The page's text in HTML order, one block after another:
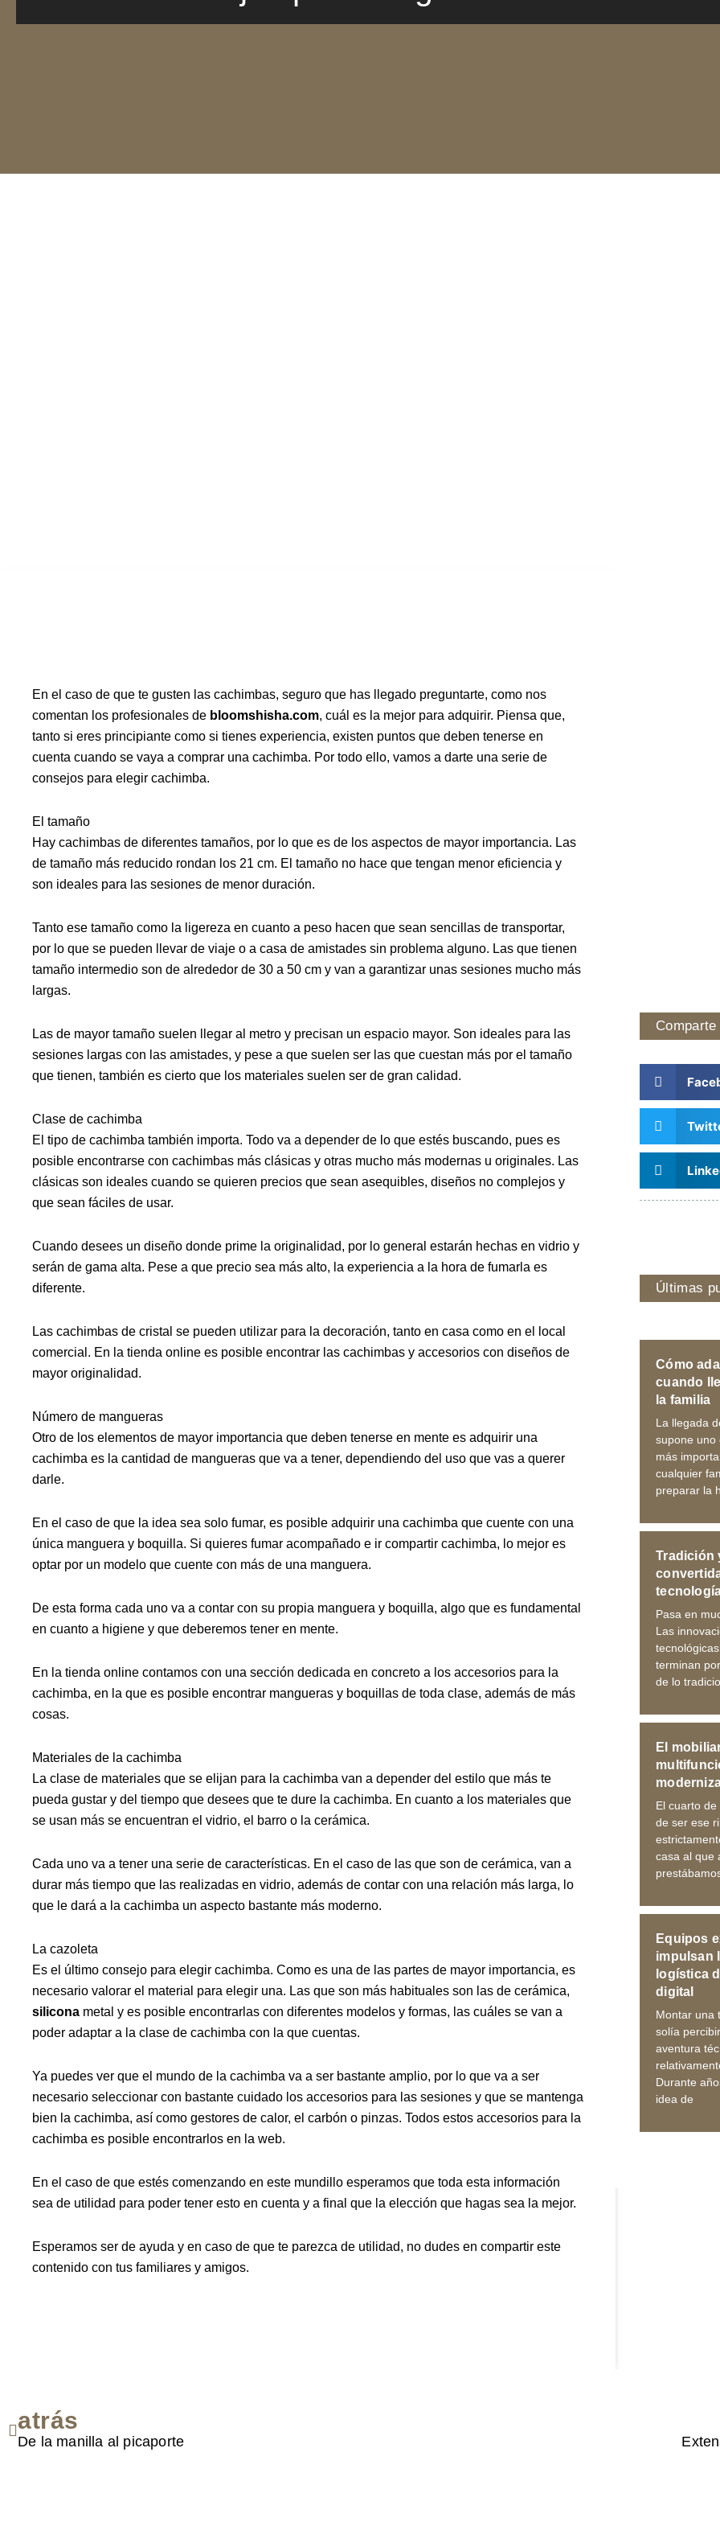
En el caso de que te gusten las cachimbas, seguro que has llegado preguntarte, como nos
comentan los profesionales de bloomshisha.com, cuál es la mejor para adquirir. Piensa que,
tanto si eres principiante como si tienes experiencia, existen puntos que deben tenerse en
cuenta cuando se vaya a comprar una cachimba. Por todo ello, vamos a darte una serie de
consejos para elegir cachimba.
El tamaño
Hay cachimbas de diferentes tamaños, por lo que es de los aspectos de mayor importancia. Las
de tamaño más reducido rondan los 21 cm. El tamaño no hace que tengan menor eficiencia y
son ideales para las sesiones de menor duración.
Tanto ese tamaño como la ligereza en cuanto a peso hacen que sean sencillas de transportar,
por lo que se pueden llevar de viaje o a casa de amistades sin problema alguno. Las que tienen
tamaño intermedio son de alrededor de 30 a 50 cm y van a garantizar unas sesiones mucho más
largas.
Las de mayor tamaño suelen llegar al metro y precisan un espacio mayor. Son ideales para las
sesiones largas con las amistades, y pese a que suelen ser las que cuestan más por el tamaño
que tienen, también es cierto que los materiales suelen ser de gran calidad.
Clase de cachimba
El tipo de cachimba también importa. Todo va a depender de lo que estés buscando, pues es
posible encontrarse con cachimbas más clásicas y otras mucho más modernas u originales. Las
clásicas son ideales cuando se quieren precios que sean asequibles, diseños no complejos y
que sean fáciles de usar.
Cuando desees un diseño donde prime la originalidad, por lo general estarán hechas en vidrio y
serán de gama alta. Pese a que precio sea más alto, la experiencia a la hora de fumarla es
diferente.
Las cachimbas de cristal se pueden utilizar para la decoración, tanto en casa como en el local
comercial. En la tienda online es posible encontrar las cachimbas y accesorios con diseños de
mayor originalidad.
Número de mangueras
Otro de los elementos de mayor importancia que deben tenerse en mente es adquirir una
cachimba es la cantidad de mangueras que va a tener, dependiendo del uso que vas a querer
darle.
En el caso de que la idea sea solo fumar, es posible adquirir una cachimba que cuente con una
única manguera y boquilla. Si quieres fumar acompañado e ir compartir cachimba, lo mejor es
optar por un modelo que cuente con más de una manguera.
De esta forma cada uno va a contar con su propia manguera y boquilla, algo que es fundamental
en cuanto a higiene y que deberemos tener en mente.
En la tienda online contamos con una sección dedicada en concreto a los accesorios para la
cachimba, en la que es posible encontrar mangueras y boquillas de toda clase, además de más
cosas.
Materiales de la cachimba
La clase de materiales que se elijan para la cachimba van a depender del estilo que más te
pueda gustar y del tiempo que desees que te dure la cachimba. En cuanto a los materiales que
se usan más se encuentran el vidrio, el barro o la cerámica.
Cada uno va a tener una serie de características. En el caso de las que son de cerámica, van a
durar más tiempo que las realizadas en vidrio, además de contar con una relación más larga, lo
que le dará a la cachimba un aspecto bastante más moderno.
La cazoleta
Es el último consejo para elegir cachimba. Como es una de las partes de mayor importancia, es
necesario valorar el material para elegir una. Las que son más habituales son las de cerámica,
silicona metal y es posible encontrarlas con diferentes modelos y formas, las cuáles se van a
poder adaptar a la clase de cachimba con la que cuentas.
Ya puedes ver que el mundo de la cachimba va a ser bastante amplio, por lo que va a ser
necesario seleccionar con bastante cuidado los accesorios para las sesiones y que se mantenga
bien la cachimba, así como gestores de calor, el carbón o pinzas. Todos estos accesorios para la
cachimba es posible encontrarlos en la web.
En el caso de que estés comenzando en este mundillo esperamos que toda esta información
sea de utilidad para poder tener esto en cuenta y a final que la elección que hagas sea la mejor.
Esperamos ser de ayuda y en caso de que te parezca de utilidad, no dudes en compartir este
contenido con tus familiares y amigos.
Últimas
Cómo
cuando
la familia
La llegada
supone uno
más
cualquier
preparar la
Tradición
Pasa en
Las
terminan
de lo
El
El cuarto
de ser ese
casa al que
Equipos
impulsan
logística
digital
Montar una
solía
aventura
Durante
idea de
Ant
atrás
De la manilla al picaporte